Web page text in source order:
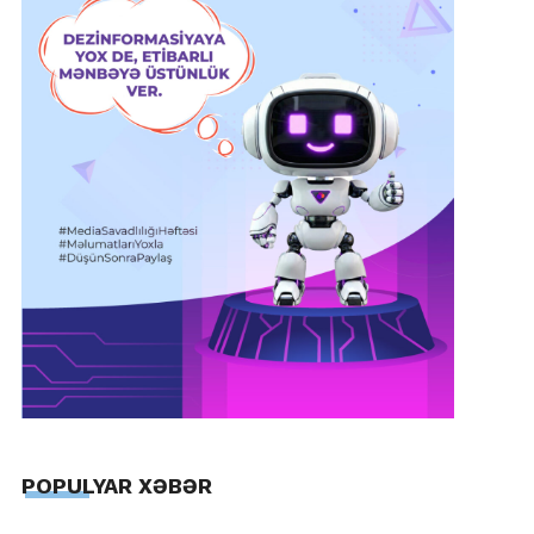
POPULYAR XƏBƏR